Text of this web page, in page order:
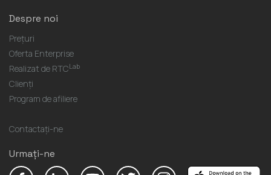
Despre noi
Prețuri
Oferta Enterprise
Realizat de RTCLab
Clienți
Program de afiliere
Contactaţi-ne
Urmați-ne